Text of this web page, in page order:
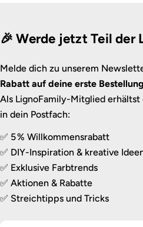
🎉 Werde jetzt Teil der
Melde dich zu unserem
Rabatt auf deine erste
Als LignoFamily-Mitglied
in dein Postfach:
✅ 5 % Willkommensrabatt
✅ DIY-Inspiration & kreative
✅ Exklusive Farbtrends
✅ Aktionen & Rabatte
✅ Streichtipps und Tricks